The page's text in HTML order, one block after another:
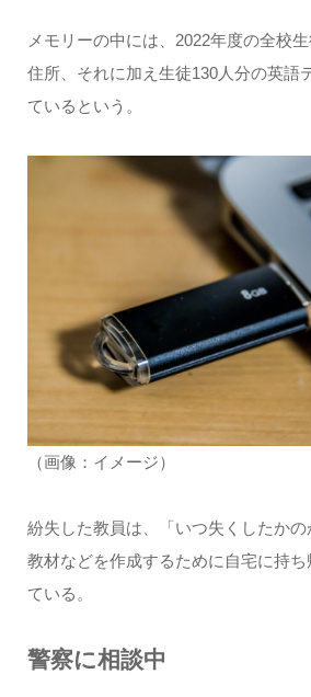
メモリーの中には、2022年度の全校
住所、それに加え生徒130人分の英語
ているという。
（画像：イメージ）
紛失した教員は、「いつ失くしたかの
教材などを作成するために自宅に持
ている。
警察に相談中